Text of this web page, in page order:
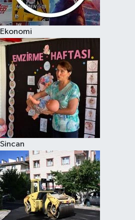
Ekonomi
Sincan